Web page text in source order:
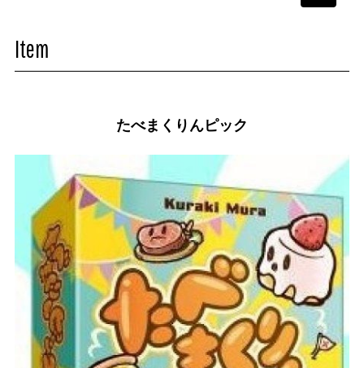
Item
たべまくりんピック